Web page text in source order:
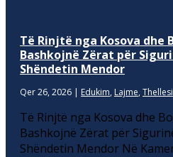
Të Rinjtë nga Kosova dhe
Bashkojnë Zërat për
Shëndetin Mendor
Qer 26, 2026 | Edukim, Lajme,
Të Rinjtë nga Kosova dhe
Bashkojnë Zërat për
Shëndetin Mendor Në